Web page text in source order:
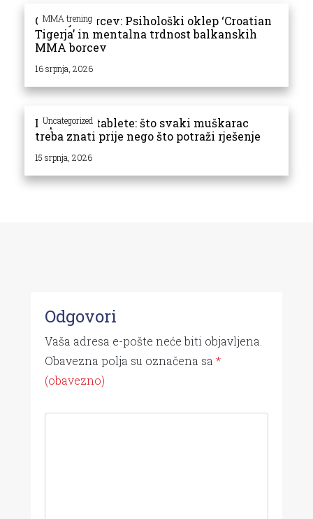
MMA trening
Onkraj udarcev: Psihološki oklep ‘Croatian
Tigerja’ in mentalna trdnost balkanskih
MMA borcev
16 srpnja, 2026
Uncategorized
Dapoxetin tablete: što svaki muškarac
treba znati prije nego što potraži rješenje
15 srpnja, 2026
Odgovori
Vaša adresa e-pošte neće biti objavljena.
Obavezna polja su označena sa *
(obavezno)